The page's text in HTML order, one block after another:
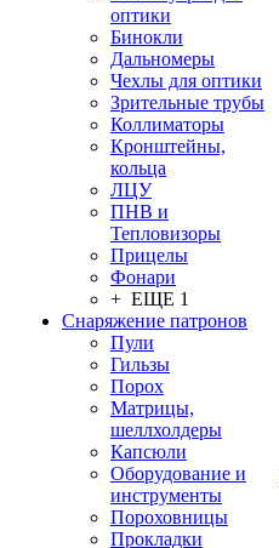
оптики
Бинокли
Дальномеры
Чехлы для оптики
Зрительные трубы
Коллиматоры
Кронштейны,
кольца
ЛЦУ
ПНВ и
Тепловизоры
Прицелы
Фонари
+ ЕЩЕ 1
Снаряжение патронов
Пули
Гильзы
Порох
Матрицы,
шеллхолдеры
Капсюли
Оборудование и
инструменты
Пороховницы
Прокладки